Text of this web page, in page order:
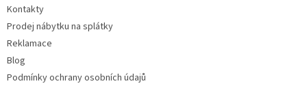
Kontakty
Prodej nábytku na splátky
Reklamace
Blog
Podmínky ochrany osobních údajů